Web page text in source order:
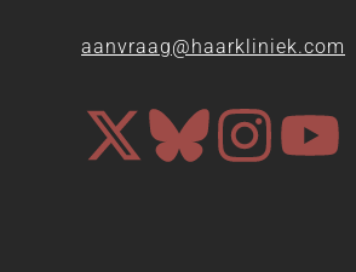
aanvraag@haarkliniek.com